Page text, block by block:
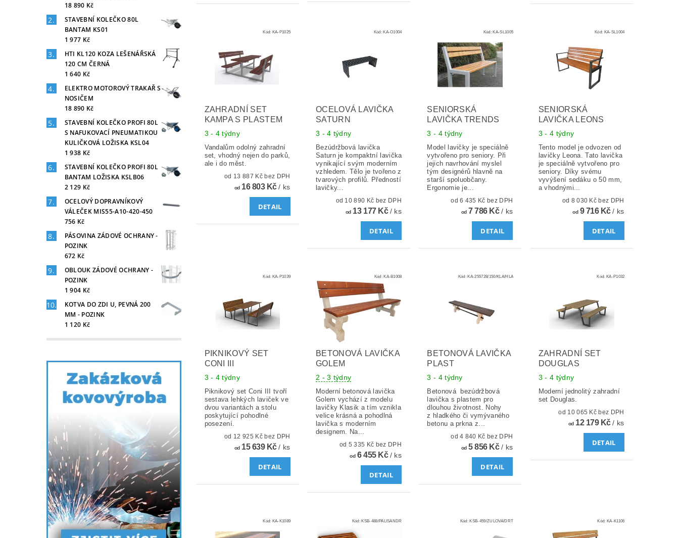
18 890 Kč
STAVEBNÍ KOLEČKO 80L
BANTAM KS01
1 977 Kč
HTI KL120 KOZA LEŠENÁŘSKÁ
120 CM ČERNÁ
1 640 Kč
ELEKTRO MOTOROVÝ TRAKAŘ S
NOSIČEM
18 890 Kč
STAVEBNÍ KOLEČKO PROFI 80L
S NAFUKOVACÍ PNEUMATIKOU
KULIČKOVÁ LOŽISKA KSL04
1 938 Kč
STAVEBNÍ KOLEČKO PROFI 80L
BANTAM LOŽISKA KSLB06
2 129 Kč
OCELOVÝ DOPRAVNÍKOVÝ
VÁLEČEK MIS55-A10-420-450
756 Kč
PÁSOVINA ZÁDOVÉ OCHRANY -
POZINK
672 Kč
OBLOUK ZÁDOVÉ OCHRANY -
POZINK
1 904 Kč
KOTVA DO ZDI U, PEVNÁ 200
MM - POZINK
1 120 Kč
Kód: KA-P1025
ZAHRADNÍ SET
KAMPA S PLASTEM
3 - 4 týdny
Vandalům odolný zahradní
set, vhodný nejen do parků,
ale i do měst.
od 13 887 Kč bez DPH
od16 803 Kč/ ks
DETAIL
Kód:KA-O1004
OCELOVÁ LAVIČKA
SATURN
3 - 4 týdny
Bezúdržbová lavička
Saturn je kompaktní lavička
vynikající svým moderním
vzhledem. Tělo je tvořeno z
tvarových profilů. Předností
lavičky...
od 10 890 Kč bez DPH
od13 177 Kč/ ks
DETAIL
Kód:KA-SL1005
SENIORSKÁ
LAVIČKA TRENDS
3 - 4 týdny
Model lavičky je speciálně
vytvořeno pro seniory. Při
jejich navrhování myslel
tým designérů hlavně na
starší spoluobčany.
Ergonomie je...
od 6 435 Kč bez DPH
od7 786 Kč/ ks
DETAIL
Kód: KA-SL1004
SENIORSKÁ
LAVIČKA LEONS
3 - 4 týdny
Tento model je odvozen od
lavičky Leona. Tato lavička
je speciálně vytvořeno pro
seniory. Díky svému
vyvýšení sedáku o 50 mm,
a vhodnými...
od 8 030 Kč bez DPH
od9 716 Kč/ ks
DETAIL
Kód: KA-P1039
PIKNIKOVÝ SET
CONI III
3 - 4 týdny
Piknikový set Coni III tvoří
sestava lehkých laviček ve
dvou variantách a stolu
poskytující pohodlné
posezení.
od 12 925 Kč bez DPH
od15 639 Kč/ ks
DETAIL
Kód:KA-B1008
BETONOVÁ LAVIČKA
GOLEM
2 - 3 týdny
Moderní betonová lavička
Golem vychází z modelu
lavičky Klasik a tím vznikla
velice krásná a pohodlná
lavička s moderním
designem. Na...
od 5 335 Kč bez DPH
od6 455 Kč/ ks
DETAIL
Kód:KA-255728/150/KLA/HLA
BETONOVÁ LAVIČKA
PLAST
3 - 4 týdny
Betonová bezúdržbová
lavička s plastem pro
dlouhou životnost. Nohy
z hladkého či vymývaného
betonu a prkna z...
od 4 840 Kč bez DPH
od5 856 Kč/ ks
DETAIL
Kód: KA-P1032
ZAHRADNÍ SET
DOUGLAS
3 - 4 týdny
Moderní jednolitý zahradní
set Douglas.
od 10 065 Kč bez DPH
od12 179 Kč/ ks
DETAIL
Kód: KA-K1089 Kód:KSB-488/PALISANDR Kód:KSB-459/ZULOVA/DRT Kód: KA-K1106